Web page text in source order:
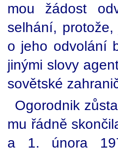
mou žádost
selhání,
o jeho odvolání
jinými slovy
sovětské
Ogorodnik
mu řádně
a 1. února